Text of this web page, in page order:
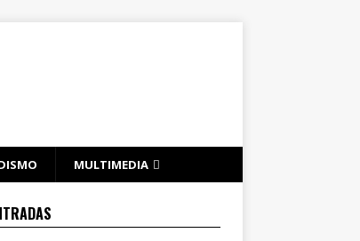
MULTIMEDIA